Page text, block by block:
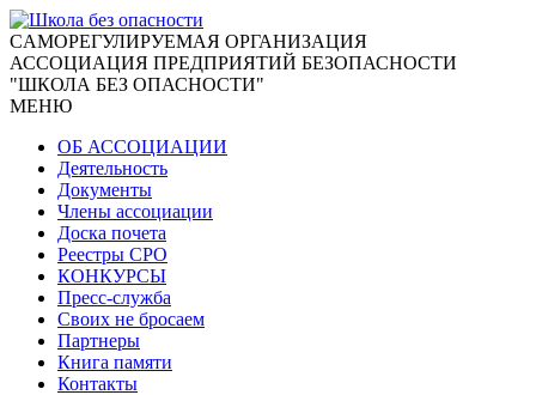
CАМОРЕГУЛИРУЕМАЯ ОРГАНИЗАЦИЯ
АССОЦИАЦИЯ ПРЕДПРИЯТИЙ БЕЗОПАСНОСТИ
"ШКОЛА БЕЗ ОПАСНОСТИ"
МЕНЮ
ОБ АССОЦИАЦИИ
Деятельность
Документы
Члены ассоциации
Доска почета
Реестры СРО
КОНКУРСЫ
Пресс-служба
Своих не бросаем
Партнеры
Книга памяти
Контакты